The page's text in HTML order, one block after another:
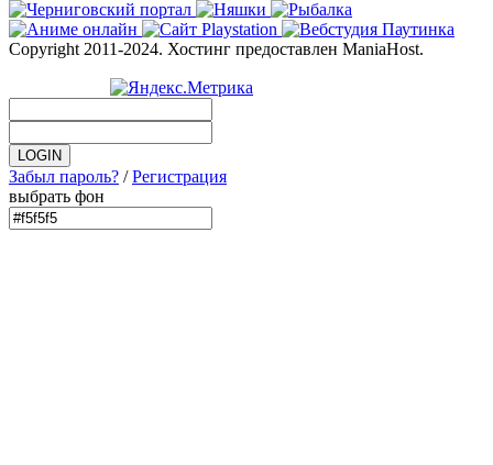
Copyright 2011-2024. Хостинг предоставлен ManiaHost.
Забыл пароль? /Регистрация
выбрать фон